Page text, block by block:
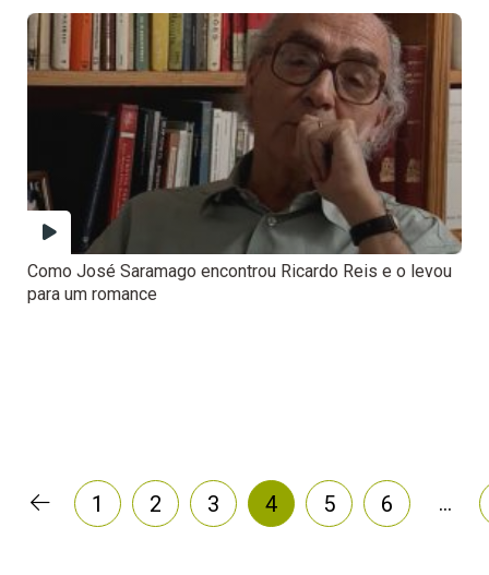
Como José Saramago encontrou Ricardo Reis e o levou
para um romance
1 2 3 4 5 6 …